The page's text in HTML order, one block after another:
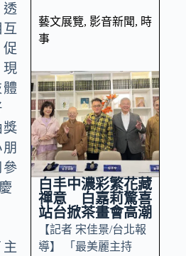
參
藝文展覽, 影音新聞, 時
事
白丰中濃彩繁花藏
禪意 白嘉莉驚喜
站台掀茶畫會高潮
【記者 宋佳景/台北報
導】 「最美麗主持